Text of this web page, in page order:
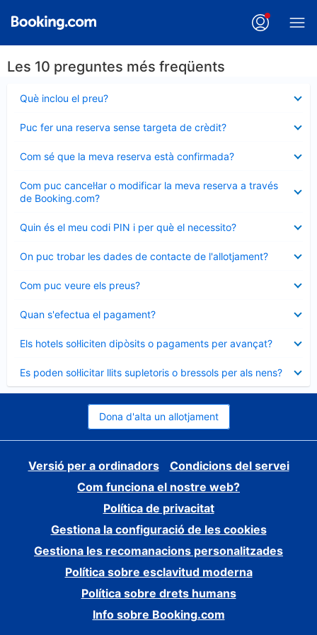
Les 10 preguntes més freqüents
Què inclou el preu?
tancat
Puc fer una reserva sense targeta de crèdit?
tancat
Com sé que la meva reserva està confirmada?
tancat
Com puc cancel·lar o modificar la meva reserva a través
de Booking.com?
tancat
Quin és el meu codi PIN i per què el necessito?
tancat
On puc trobar les dades de contacte de l'allotjament?
tancat
Com puc veure els preus?
tancat
Quan s'efectua el pagament?
tancat
Els hotels sol·liciten dipòsits o pagaments per avançat?
tancat
Es poden sol·licitar llits supletoris o bressols per als nens?
tancat
Dona d'alta un allotjament
Versió per a ordinadors
Condicions del servei
Com funciona el nostre web?
Política de privacitat
Gestiona la configuració de les cookies
Gestiona les recomanacions personalitzades
Política sobre esclavitud moderna
Política sobre drets humans
Info sobre Booking.com